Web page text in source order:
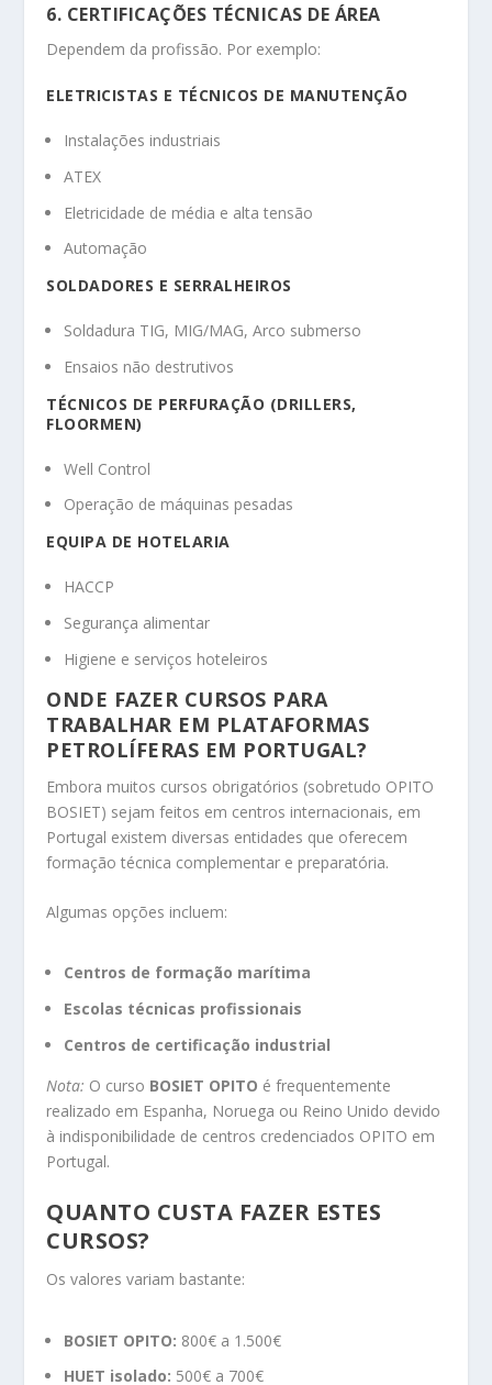
6. CERTIFICAÇÕES TÉCNICAS DE ÁREA
Dependem da profissão. Por exemplo:
ELETRICISTAS E TÉCNICOS DE MANUTENÇÃO
Instalações industriais
ATEX
Eletricidade de média e alta tensão
Automação
SOLDADORES E SERRALHEIROS
Soldadura TIG, MIG/MAG, Arco submerso
Ensaios não destrutivos
TÉCNICOS DE PERFURAÇÃO (DRILLERS,
FLOORMEN)
Well Control
Operação de máquinas pesadas
EQUIPA DE HOTELARIA
HACCP
Segurança alimentar
Higiene e serviços hoteleiros
ONDE FAZER CURSOS PARA
TRABALHAR EM PLATAFORMAS
PETROLÍFERAS EM PORTUGAL?
Embora muitos cursos obrigatórios (sobretudo OPITO
BOSIET) sejam feitos em centros internacionais, em
Portugal existem diversas entidades que oferecem
formação técnica complementar e preparatória.
Algumas opções incluem:
Centros de formação marítima
Escolas técnicas profissionais
Centros de certificação industrial
Nota: O curso BOSIET OPITO é frequentemente
realizado em Espanha, Noruega ou Reino Unido devido
à indisponibilidade de centros credenciados OPITO em
Portugal.
QUANTO CUSTA FAZER ESTES
CURSOS?
Os valores variam bastante:
BOSIET OPITO: 800€ a 1.500€
HUET isolado: 500€ a 700€